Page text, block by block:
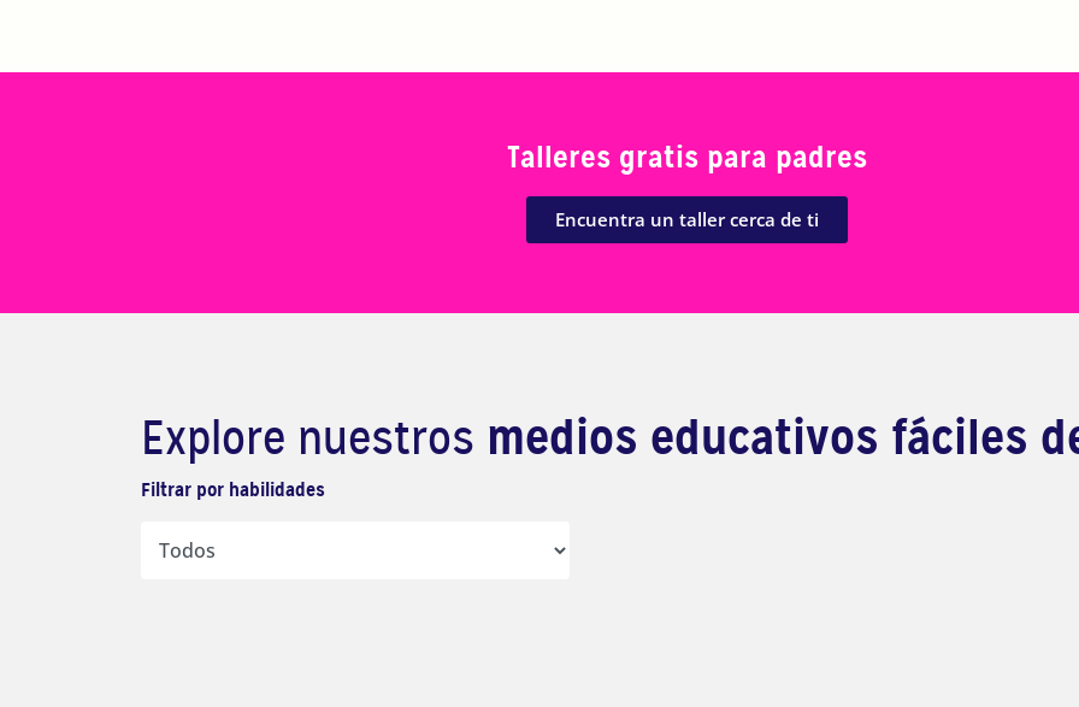
Talleres gratis para padres
Encuentra un taller cerca de ti
Explore nuestros medios educativos fáciles
Filtrar por habilidades